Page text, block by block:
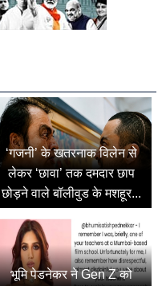
‘गजनी’ के खतरनाक विलेन से
लेकर ‘छावा’ तक दमदार छाप
छोड़ने वाले बॉलीवुड के मशहूर...
भूमि पेडनेकर ने Gen Z को